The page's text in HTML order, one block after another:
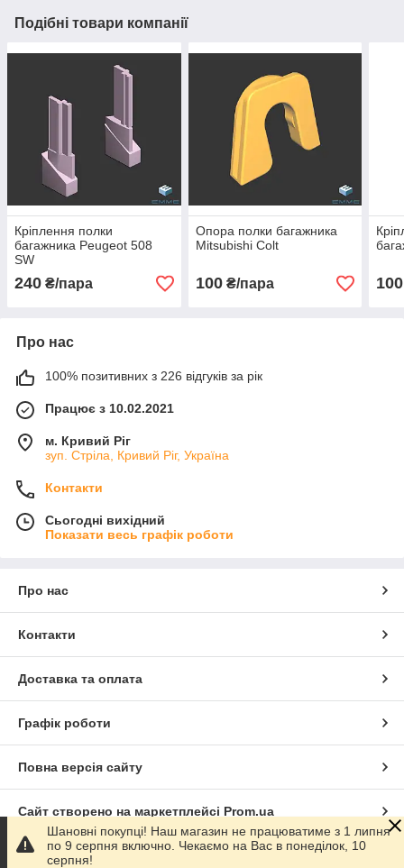
Подібні товари компанії
Кріплення полки
багажника Peugeot 508
SW
240 ₴/пара
Опора полки багажника
Mitsubishi Colt
100₴/пара 100
Про нас
100% позитивних з 226 відгуків за рік
Працює з 10.02.2021
м. Кривий Ріг
зуп. Стріла, Кривий Ріг, Україна
Контакти
Сьогодні вихідний
Показати весь графік роботи
Про нас
Контакти
Доставка та оплата
Графік роботи
Повна версія сайту
Сайт створено на маркетплейсі Prom.ua
Політика конфіденційності
Шановні покупці! Наш магазин не працюватиме з 1 липня
по 9 серпня включно. Чекаємо на Вас в понеділок, 10
серпня!